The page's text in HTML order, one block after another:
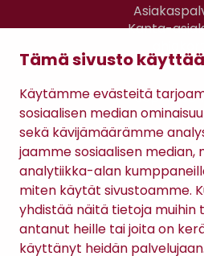
Tämä sivusto
Käytämme evästeitä
sosiaalisen median
sekä kävijämäärämme
jaamme sosiaalisen median,
analytiikka-alan
miten käytät sivustoamme.
yhdistää näitä tietoja muihin
antanut heille tai joita on
käyttänyt heidän palvelujaan.
Kanta-
Gomee